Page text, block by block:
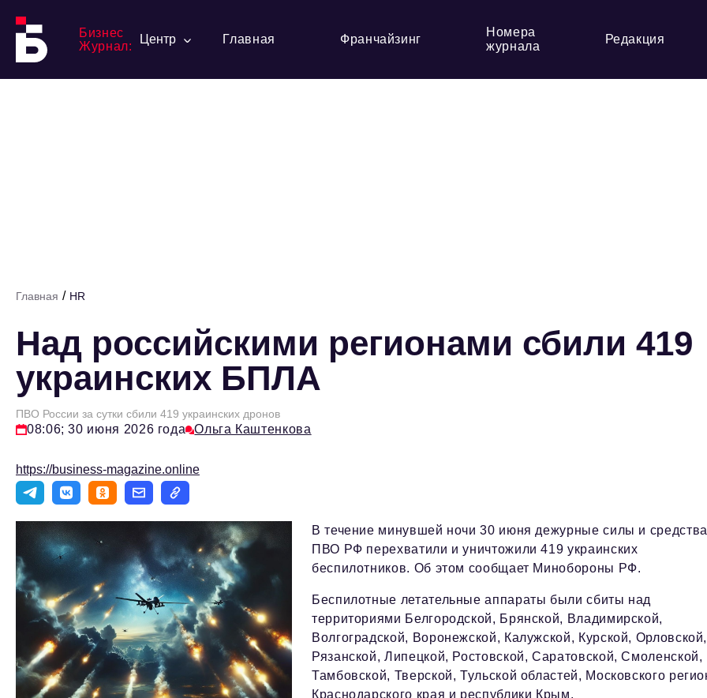
Бизнес
Журнал:
Центр Главная Франчайзинг
Номера
журнала
Редакция
Главная / HR
Над российскими регионами сбили 419
украинских БПЛА
ПВО России за сутки сбили 419 украинских дронов
08:06; 30 июня 2026 года Ольга Каштенкова
https://business-magazine.online
В течение минувшей ночи 30 июня дежурные силы и средства
ПВО РФ перехватили и уничтожили 419 украинских
беспилотников. Об этом сообщает Минобороны РФ.
Беспилотные летательные аппараты были сбиты над
территориями Белгородской, Брянской, Владимирской,
Волгоградской, Воронежской, Калужской, Курской, Орловской,
Рязанской, Липецкой, Ростовской, Саратовской, Смоленской,
Тамбовской, Тверской, Тульской областей, Московского
Краснодарского края и республики Крым.